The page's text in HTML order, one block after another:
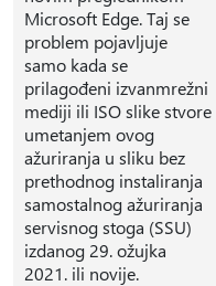
Microsoft Edge. Taj se
problem pojavljuje
samo kada se
prilagođeni izvanmrežni
mediji ili ISO slike stvore
umetanjem ovog
ažuriranja u sliku bez
prethodnog instaliranja
samostalnog ažuriranja
servisnog stoga (SSU)
izdanog 29. ožujka
2021. ili novije.